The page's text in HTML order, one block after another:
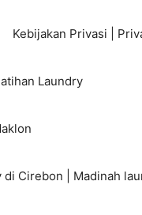
Kebijakan Privasi |
Laundry
di Cirebon | Madinah